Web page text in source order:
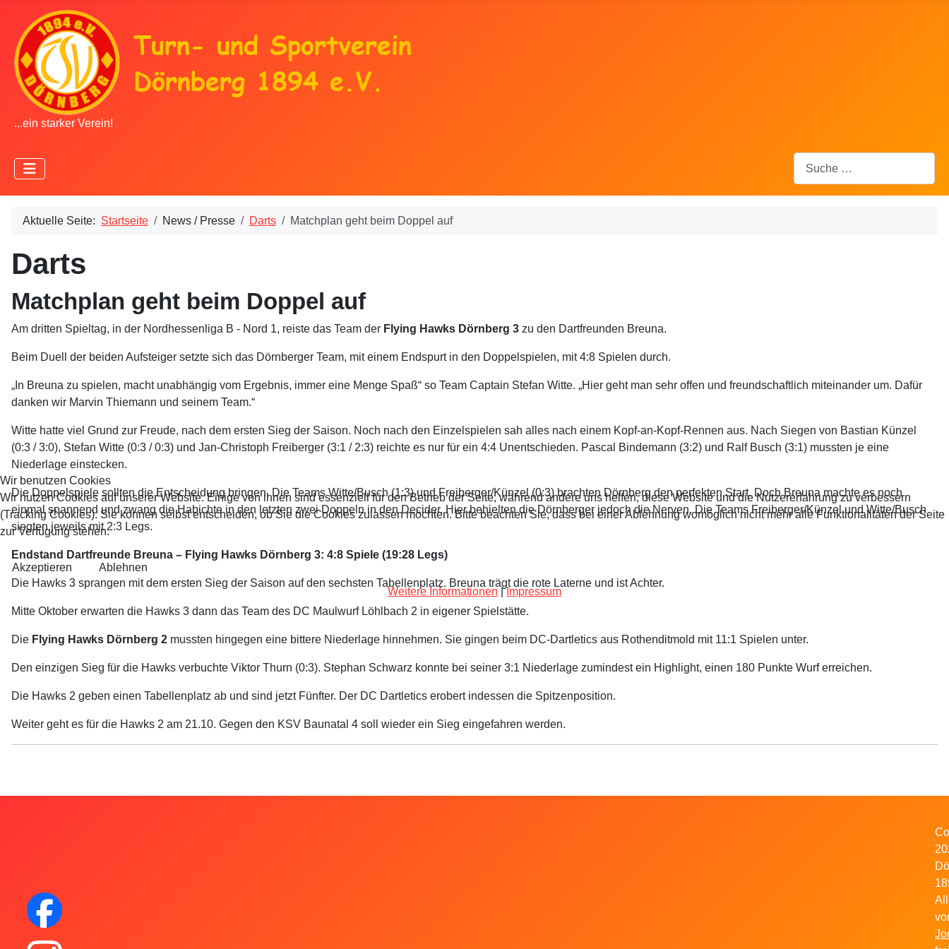
...ein starker Verein!
Aktuelle Seite: Startseite News / Presse Darts Matchplan geht beim Doppel auf
Darts
Matchplan geht beim Doppel auf
Am dritten Spieltag, in der Nordhessenliga B - Nord 1, reiste das Team der Flying Hawks Dörnberg 3 zu den Dartfreunden Breuna.
Beim Duell der beiden Aufsteiger setzte sich das Dörnberger Team, mit einem Endspurt in den Doppelspielen, mit 4:8 Spielen durch.
„In Breuna zu spielen, macht unabhängig vom Ergebnis, immer eine Menge Spaß“ so Team Captain Stefan Witte. „Hier geht man sehr offen und freundschaftlich miteinander um. Dafür
danken wir Marvin Thiemann und seinem Team.“
Witte hatte viel Grund zur Freude, nach dem ersten Sieg der Saison. Noch nach den Einzelspielen sah alles nach einem Kopf-an-Kopf-Rennen aus. Nach Siegen von Bastian Künzel
(0:3 / 3:0), Stefan Witte (0:3 / 0:3) und Jan-Christoph Freiberger (3:1 / 2:3) reichte es nur für ein 4:4 Unentschieden. Pascal Bindemann (3:2) und Ralf Busch (3:1) mussten je eine
Niederlage einstecken.
Die Doppelspiele sollten die Entscheidung bringen. Die Teams Witte/Busch (1:3) und Freiberger/Künzel (0:3) brachten Dörnberg den perfekten Start. Doch Breuna machte es noch
einmal spannend und zwang die Habichte in den letzten zwei Doppeln in den Decider. Hier behielten die Dörnberger jedoch die Nerven. Die Teams Freiberger/Künzel und Witte/Busch
siegten jeweils mit 2:3 Legs.
Endstand Dartfreunde Breuna – Flying Hawks Dörnberg 3: 4:8 Spiele (19:28 Legs)
Die Hawks 3 sprangen mit dem ersten Sieg der Saison auf den sechsten Tabellenplatz. Breuna trägt die rote Laterne und ist Achter.
Mitte Oktober erwarten die Hawks 3 dann das Team des DC Maulwurf Löhlbach 2 in eigener Spielstätte.
Die Flying Hawks Dörnberg 2 mussten hingegen eine bittere Niederlage hinnehmen. Sie gingen beim DC-Dartletics aus Rothenditmold mit 11:1 Spielen unter.
Den einzigen Sieg für die Hawks verbuchte Viktor Thurn (0:3). Stephan Schwarz konnte bei seiner 3:1 Niederlage zumindest ein Highlight, einen 180 Punkte Wurf erreichen.
Die Hawks 2 geben einen Tabellenplatz ab und sind jetzt Fünfter. Der DC Dartletics erobert indessen die Spitzenposition.
Weiter geht es für die Hawks 2 am 21.10. Gegen den KSV Baunatal 4 soll wieder ein Sieg eingefahren werden.
Facebook
Wir benutzen Cookies
Wir nutzen Cookies auf unserer Website. Einige von ihnen sind essenziell für den Betrieb der Seite, während andere uns helfen, diese Website und die Nutzererfahrung zu verbessern
(Tracking Cookies). Sie können selbst entscheiden, ob Sie die Cookies zulassen möchten. Bitte beachten Sie, dass bei einer Ablehnung womöglich nicht mehr alle Funktionalitäten der Seite
zur Verfügung stehen.
Akzeptieren Ablehnen
Weitere Informationen |Impressum